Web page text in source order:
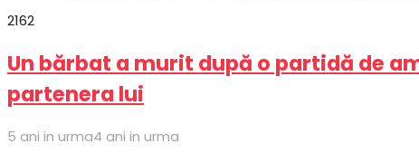
2162
Un bărbat a murit după o partidă de
partenera lui
5 ani in urma4 ani in urma